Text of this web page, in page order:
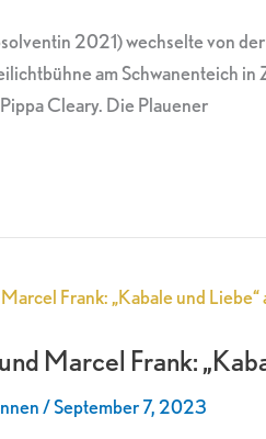
2021) wechselte von
am Schwanenteich
Cleary. Die Plauener
Marcel Frank:
/September 7, 2023